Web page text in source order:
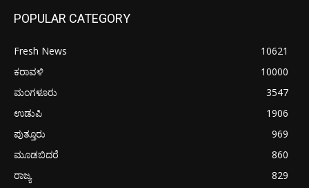
POPULAR CATEGORY
Fresh News
10621
ಕರಾವಳಿ
10000
ಮಂಗಳೂರು
3547
ಉಡುಪಿ
1906
ಪುತ್ತೂರು
969
ಮೂಡಬಿದರೆ
860
ರಾಜ್ಯ
829